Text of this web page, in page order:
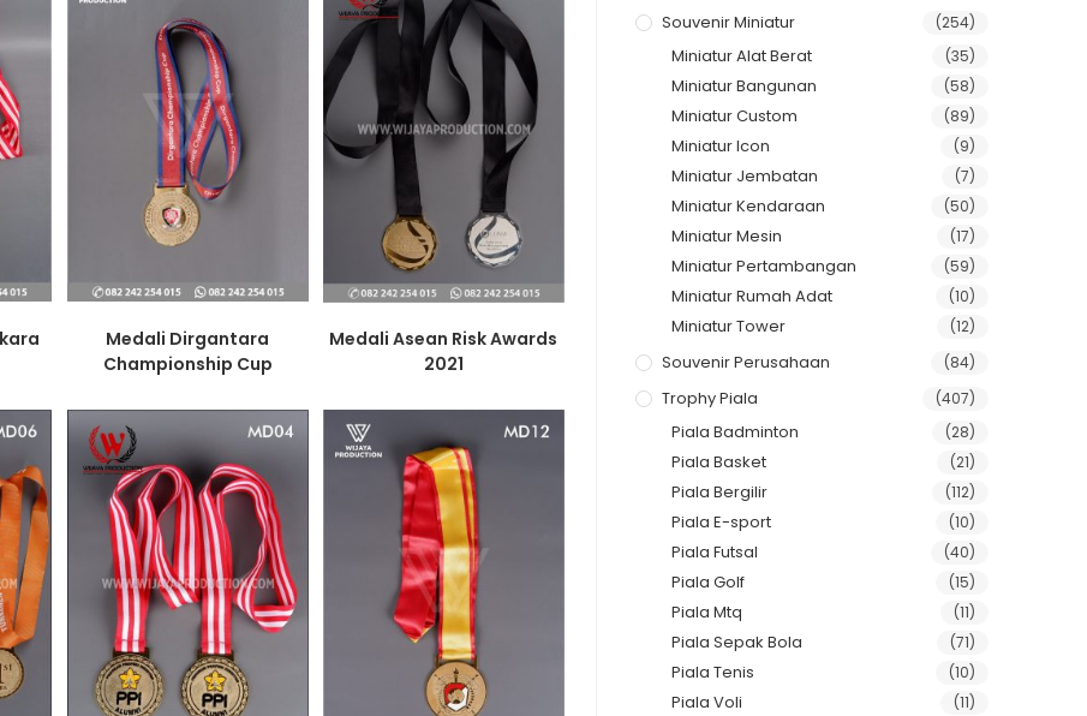
Medali Dirgantara
Championship Cup
Medali Asean Risk Awards
2021
Souvenir Miniatur (254)
Miniatur Alat Berat (35)
Miniatur Bangunan (58)
Miniatur Custom (89)
Miniatur Icon (9)
Miniatur Jembatan (7)
Miniatur Kendaraan (50)
Miniatur Mesin (17)
Miniatur Pertambangan (59)
Miniatur Rumah Adat (10)
Miniatur Tower (12)
Souvenir Perusahaan (84)
Trophy Piala (407)
Piala Badminton (28)
Piala Basket (21)
Piala Bergilir (112)
Piala E-sport (10)
Piala Futsal (40)
Piala Golf (15)
Piala Mtq (11)
Piala Sepak Bola (71)
Piala Tenis (10)
Piala Voli (11)